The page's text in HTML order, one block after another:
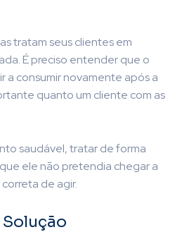
tratam seus clientes em
É preciso entender que o
a consumir novamente após a
quanto um cliente com as
saudável, tratar de forma
ele não pretendia chegar a
de agir.